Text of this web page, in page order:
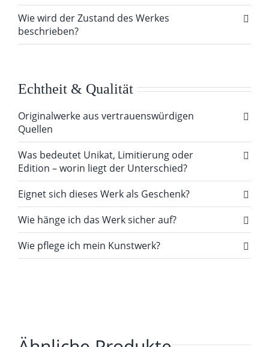
Wie wird der Zustand des Werkes
beschrieben?
Echtheit & Qualität
Originalwerke aus vertrauenswürdigen
Quellen
Was bedeutet Unikat, Limitierung oder
Edition – worin liegt der Unterschied?
Eignet sich dieses Werk als Geschenk?
Wie hänge ich das Werk sicher auf?
Wie pflege ich mein Kunstwerk?